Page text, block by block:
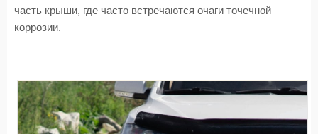
часть крыши, где часто встречаются очаги точечной
коррозии.